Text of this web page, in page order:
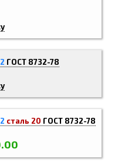
ГОСТ 8732-78
сталь 20 ГОСТ 8732-78